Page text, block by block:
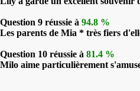
Question 9 réussie à 94.8 %
Les parents de Mia * très fiers
Question 10 réussie à 81.4 %
Milo aime particulièrement